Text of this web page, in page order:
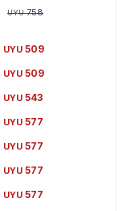
UYU 758
UYU 509
UYU 509
UYU 543
UYU 577
UYU 577
UYU 577
UYU 577